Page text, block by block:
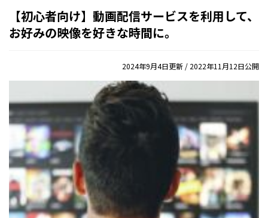
【初心者向け】動画配信サービスを利用して、
お好みの映像を好きな時間に。
2024年9月4日更新 / 2022年11月12日公開